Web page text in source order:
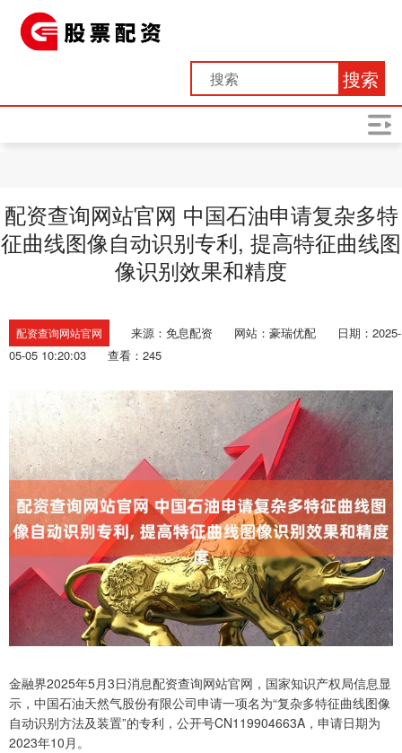
搜索
配资查询网站官网 中国石油申请复杂多特
征曲线图像自动识别专利, 提高特征曲线图
像识别效果和精度
配资查询网站官网 来源：免息配资 网站：豪瑞优配
日期：2025-
05-05 10:20:03
查看：245
金融界2025年5月3日消息配资查询网站官网，国家知识产权局信息显
示，中国石油天然气股份有限公司申请一项名为“复杂多特征曲线图像
自动识别方法及装置”的专利，公开号CN119904663A，申请日期为
2023年10月。